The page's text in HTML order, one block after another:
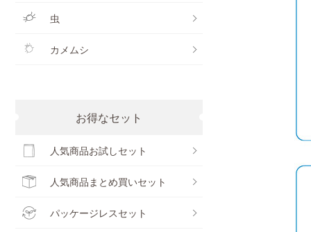
虫
カメムシ
お得なセット
人気商品お試しセット
人気商品まとめ買いセット
パッケージレスセット